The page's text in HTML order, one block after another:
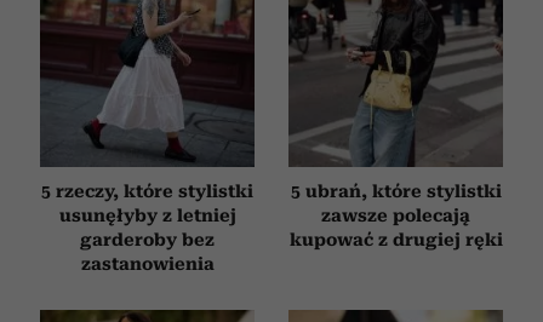
otrzymanymi od Ciebie lub uzyskanymi podczas
korzystania z ich usług.
5 rzeczy, które stylistki
usunęłyby z letniej
garderoby bez
zastanowienia
5 ubrań, które stylistki
zawsze polecają
kupować z drugiej ręki